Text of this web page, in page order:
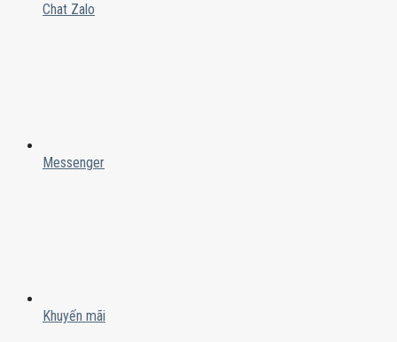
Chat Zalo
Messenger
Khuyến mãi